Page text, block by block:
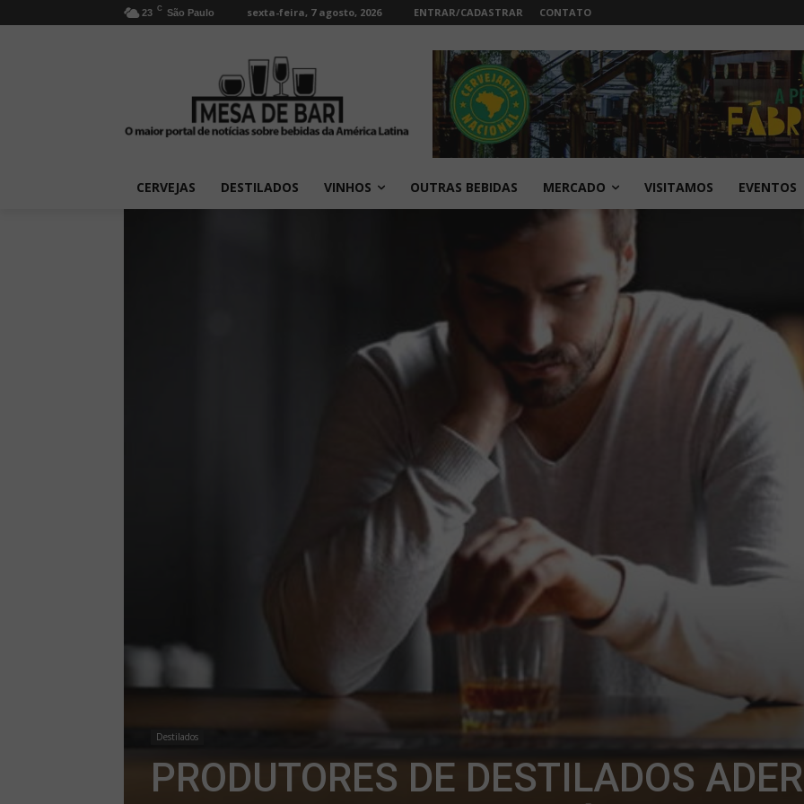
23 C São Paulo sexta-feira, 7 agosto, 2026 ENTRAR/CADASTRAR CONTATO
CERVEJAS DESTILADOS VINHOS OUTRAS BEBIDAS MERCADO VISITAMOS EVENTOS
Destilados
PRODUTORES DE DESTILADOS